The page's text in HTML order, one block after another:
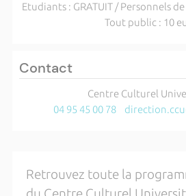
Etudiants : GRATUIT / Personnels
Tout public : 10
Contact
Centre Culturel
04 95 45 00 78
Retrouvez toute la